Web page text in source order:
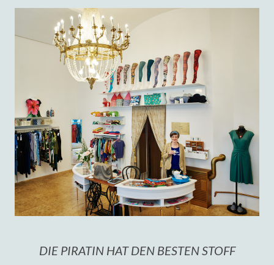
DIE PIRATIN HAT DEN BESTEN STOFF